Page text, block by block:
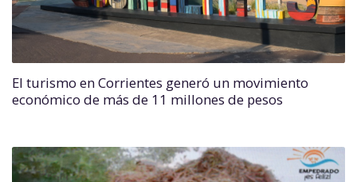
El turismo en Corrientes generó un movimiento
económico de más de 11 millones de pesos